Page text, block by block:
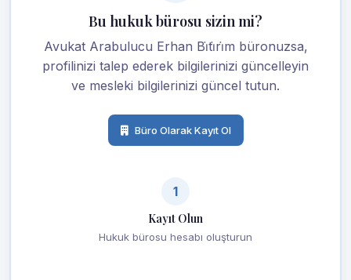
Bu hukuk bürosu sizin mi?
Avukat Arabulucu Erhan Bi̇ti̇ri̇m büronuzsa,
profilinizi talep ederek bilgilerinizi güncelleyin
ve mesleki bilgilerinizi güncel tutun.
Büro Olarak Kayıt Ol
1
Kayıt Olun
Hukuk bürosu hesabı oluşturun